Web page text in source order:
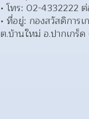
โทร: 02-4332222
ที่อยู่: กองสวัสดิการ
ต.บ้านใหม่ อ.ปากเกร็